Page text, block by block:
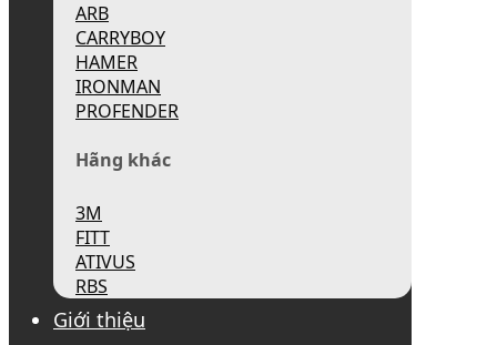
ARB
CARRYBOY
HAMER
IRONMAN
PROFENDER
Hãng khác
3M
FITT
ATIVUS
RBS
Giới thiệu